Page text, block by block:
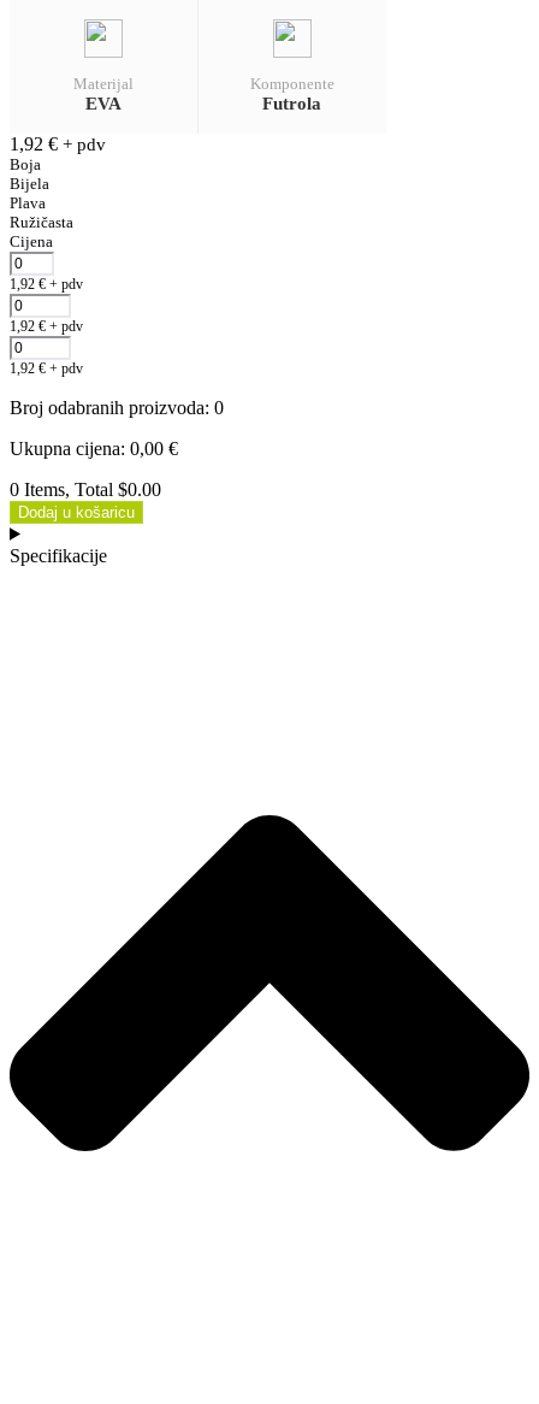
Materijal
EVA
Komponente
Futrola
1,92 € + pdv
Boja
Bijela
Plava
Ružičasta
Cijena
1,92 € + pdv
1,92 € + pdv
1,92 € + pdv
Broj odabranih proizvoda: 0
Ukupna cijena: 0,00 €
0 Items, Total $0.00
Dodaj u košaricu
Specifikacije